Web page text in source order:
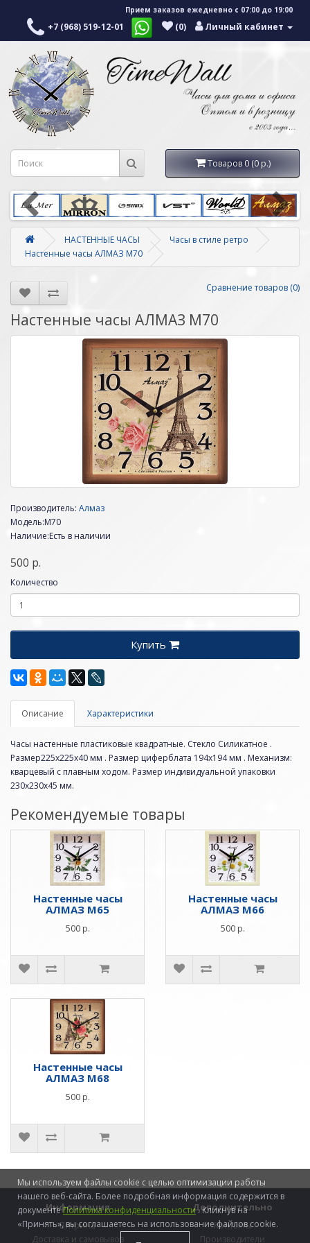
Прием заказов ежедневно с 07:00 до 19:00
+7 (968) 519-12-01 (0) Личный кабинет
Товаров 0 (0 р.)
НАСТЕННЫЕ ЧАСЫ
Часы в стиле ретро
Настенные часы АЛМАЗ M70
Сравнение товаров (0)
Настенные часы АЛМАЗ M70
Производитель: Алмаз
Модель:M70
Наличие:Есть в наличии
500 р.
Количество
Купить
Описание Характеристики
Часы настенные пластиковые квадратные. Стекло Силикатное .
Размер225х225х40 мм . Размер циферблата 194х194 мм . Механизм:
кварцевый с плавным ходом. Размер индивидуальной упаковки
230х230х45 мм.
Рекомендуемые товары
Настенные часы
АЛМАЗ M65
500 р.
Настенные часы
АЛМАЗ M66
500 р.
Настенные часы
АЛМАЗ M68
500 р.
Информация
Витрина
Доставка и самовывоз
Дополнительно
Контакты
Производители
Мы используем файлы cookie с целью оптимизации работы
нашего веб-сайта. Более подробная информация содержится в
документеПолитика конфиденциальности. Кликнув на
«Принять», вы соглашаетесь на использование файлов cookie.